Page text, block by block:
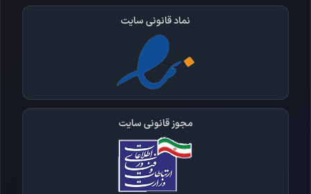
نماد قانونی سایت
مجوز قانونی سایت